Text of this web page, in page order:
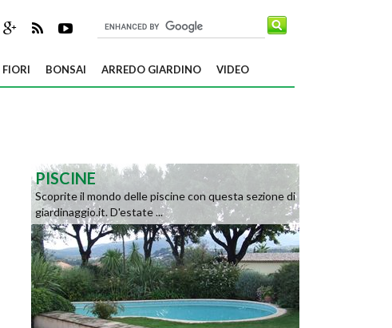
FIORI BONSAI ARREDO GIARDINO VIDEO
PISCINE
Scoprite il mondo delle piscine con questa sezione di
giardinaggio.it. D'estate ...